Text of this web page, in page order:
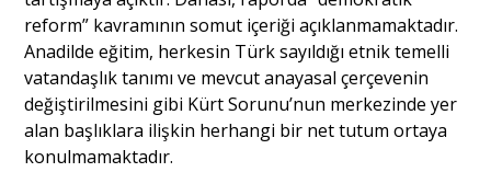
reform” kavramının somut içeriği açıklanmamaktadır.
Anadilde eğitim, herkesin Türk sayıldığı etnik temelli
vatandaşlık tanımı ve mevcut anayasal çerçevenin
değiştirilmesini gibi Kürt Sorunu’nun merkezinde yer
alan başlıklara ilişkin herhangi bir net tutum ortaya
konulmamaktadır.